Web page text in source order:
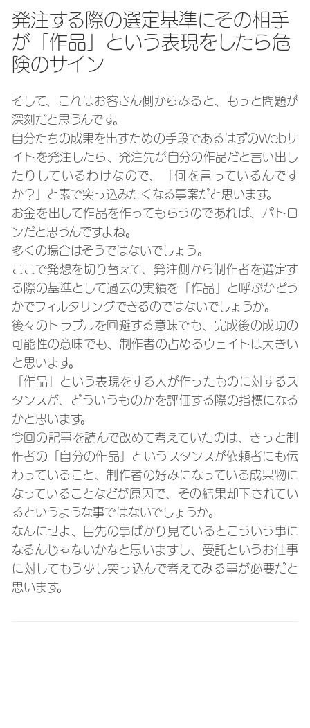
発注する際の選定基準にその相手
が「作品」という表現をしたら危
険のサイン
そして、これはお客さん側からみると、もっと問題が
深刻だと思うんです。
自分たちの成果を出すための手段であるはずのWebサ
イトを発注したら、発注先が自分の作品だと言い出し
たりしているわけなので、「何を言っているんです
か？」と素で突っ込みたくなる事案だと思います。
お金を出して作品を作ってもらうのであれば、パトロ
ンだと思うんですよね。
多くの場合はそうではないでしょう。
ここで発想を切り替えて、発注側から制作者を選定す
る際の基準として過去の実績を「作品」と呼ぶかどう
かでフィルタリングできるのではないでしょうか。
後々のトラブルを回避する意味でも、完成後の成功の
可能性の意味でも、制作者の占めるウェイトは大きい
と思います。
「作品」という表現をする人が作ったものに対するス
タンスが、どういうものかを評価する際の指標になる
かと思います。
今回の記事を読んで改めて考えていたのは、きっと制
作者の「自分の作品」というスタンスが依頼者にも伝
わっていること、制作者の好みになっている成果物に
なっていることなどが原因で、その結果却下されてい
るというような事ではないでしょうか。
なんにせよ、目先の事ばかり見ているとこういう事に
なるんじゃないかなと思いますし、受託というお仕事
に対してもう少し突っ込んで考えてみる事が必要だと
思います。